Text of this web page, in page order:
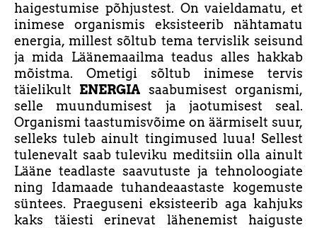
haigestumise põhjustest. On vaieldamatu, et
inimese organismis eksisteerib nähtamatu
energia, millest sõltub tema tervislik seisund
ja mida Läänemaailma teadus alles hakkab
mõistma. Ometigi sõltub inimese tervis
täielikult ENERGIA saabumisest organismi,
selle muundumisest ja jaotumisest seal.
Organismi taastumisvõime on äärmiselt suur,
selleks tuleb ainult tingimused luua! Sellest
tulenevalt saab tuleviku meditsiin olla ainult
Lääne teadlaste saavutuste ja tehnoloogiate
ning Idamaade tuhandeaastaste kogemuste
süntees. Praeguseni eksisteerib aga kahjuks
kaks täiesti erinevat lähenemist haiguste